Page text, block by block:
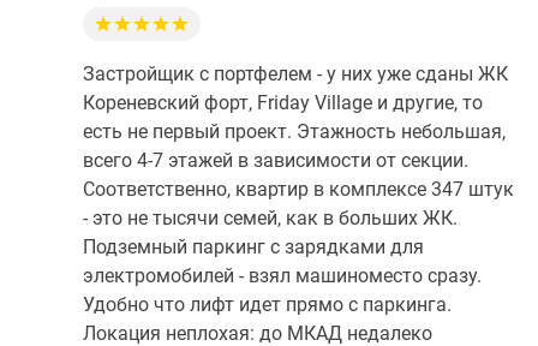
Застройщик с портфелем - у них уже сданы ЖК
Кореневский форт, Friday Village и другие, то
есть не первый проект. Этажность небольшая,
всего 4-7 этажей в зависимости от секции.
Соответственно, квартир в комплексе 347 штук
- это не тысячи семей, как в больших ЖК.
Подземный паркинг с зарядками для
электромобилей - взял машиноместо сразу.
Удобно что лифт идет прямо с паркинга.
Локация неплохая: до МКАД недалеко